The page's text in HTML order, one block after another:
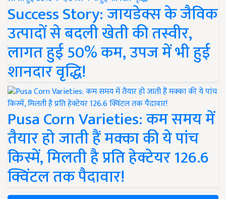
Success Story: जायडेक्स के जैविक
उत्पादों से बदली खेती की तस्वीर,
लागत हुई 50% कम, उपज में भी हुई
शानदार वृद्धि!
Pusa Corn Varieties: कम समय में
तैयार हो जाती हैं मक्का की ये पांच
किस्में, मिलती है प्रति हेक्टेयर 126.6
क्विंटल तक पैदावार!